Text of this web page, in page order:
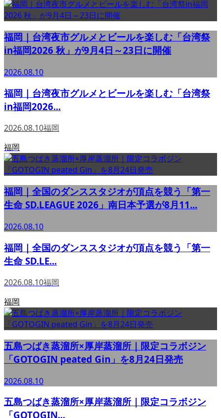
福岡｜台湾夜市グルメとビールを楽しむ「台湾祭
in福岡2026 秋」が9月4日～23日に開催
2026.08.10
福岡｜台湾夜市グルメとビールを楽しむ「台湾祭
in福岡2026...
2026.08.10福岡
福岡
福岡｜全国のダンススタジオが頂点を競う「第一
生命 SD.LEAGUE 2026」南日本予選が8月11...
2026.08.10
福岡｜全国のダンススタジオが頂点を競う「第一
生命 SD.LE...
2026.08.10福岡
福岡
五島つばき蒸溜所×厚岸蒸溜所｜限定コラボジン
「GOTOGIN peated Gin」を8月24日発売
2026.08.10
五島つばき蒸溜所×厚岸蒸溜所｜限定コラボジン
「GOTOGIN...